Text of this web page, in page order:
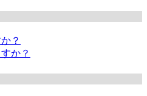
？